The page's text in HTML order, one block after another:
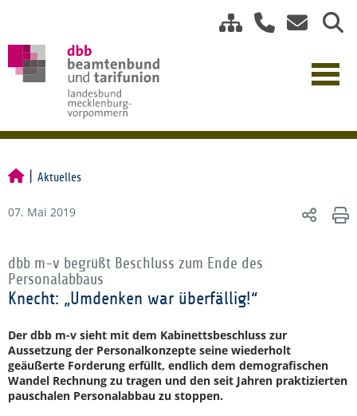
Aktuelles
07. Mai 2019
dbb m-v begrüßt Beschluss zum Ende des
Personalabbaus
Knecht: „Umdenken war überfällig!“
Der dbb m-v sieht mit dem Kabinettsbeschluss zur
Aussetzung der Personalkonzepte seine wiederholt
geäußerte Forderung erfüllt, endlich dem demografischen
Wandel Rechnung zu tragen und den seit Jahren praktizierten
pauschalen Personalabbau zu stoppen.